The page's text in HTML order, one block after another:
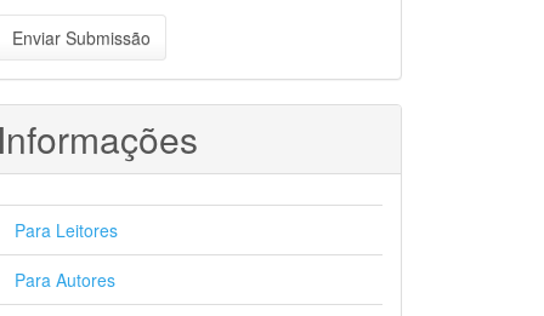
Enviar Submissão
Para Leitores
Para Autores